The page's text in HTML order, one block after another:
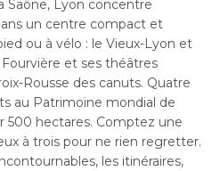
Saône, Lyon concentre
un centre compact et
ou à vélo : le Vieux-Lyon et
et ses théâtres
Rousse des canuts. Quatre
au Patrimoine mondial de
500 hectares. Comptez une
à trois pour ne rien regretter.
les itinéraires,